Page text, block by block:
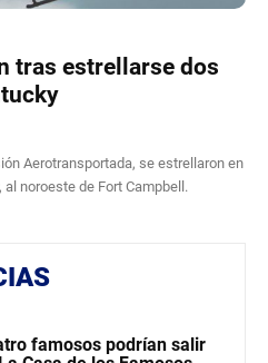
tras estrellarse dos
Aerotransportada, se estrellaron en
noroeste de Fort Campbell.
famosos podrían salir